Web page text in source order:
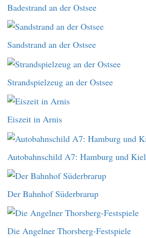
Badestrand an der Ostsee
Sandstrand an der Ostsee
Strandspielzeug an der Ostsee
Eiszeit in Arnis
Autobahnschild A7: Hamburg und Kiel
Der Bahnhof Süderbrarup
Die Angelner Thorsberg-Festspiele